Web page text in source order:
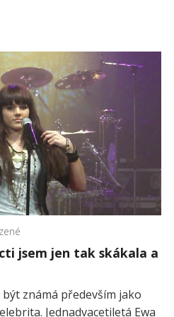
jsem jen tak skákala a
známá především jako
Jednadvacetiletá Ewa